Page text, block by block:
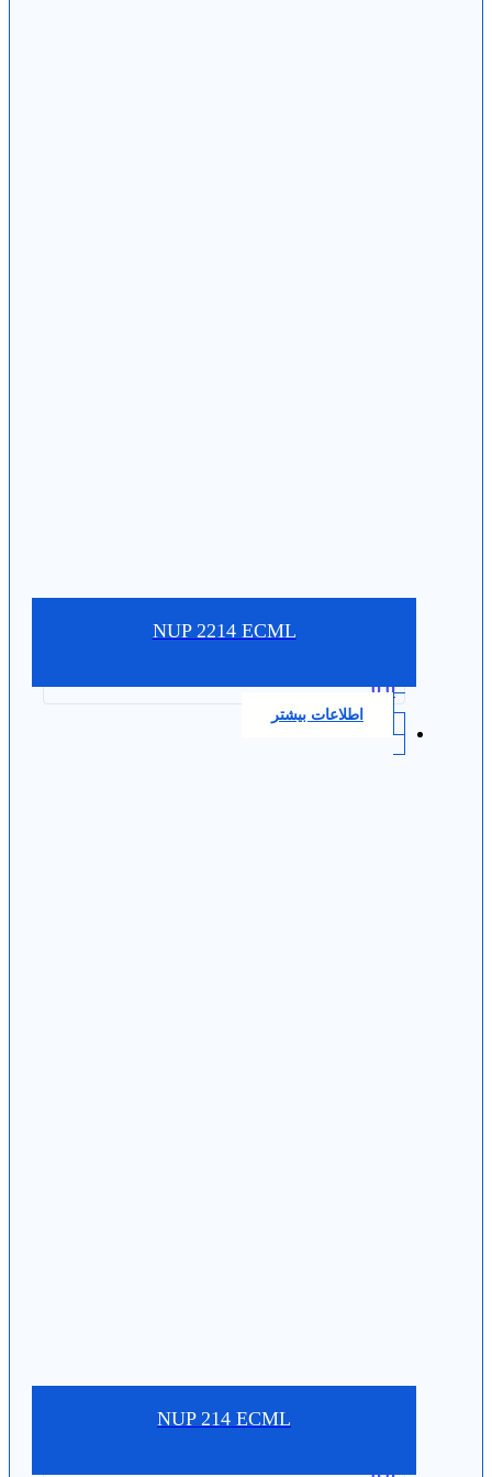
NUP 2214 ECML
0.0
اطلاعات بیشتر
NUP 214 ECML